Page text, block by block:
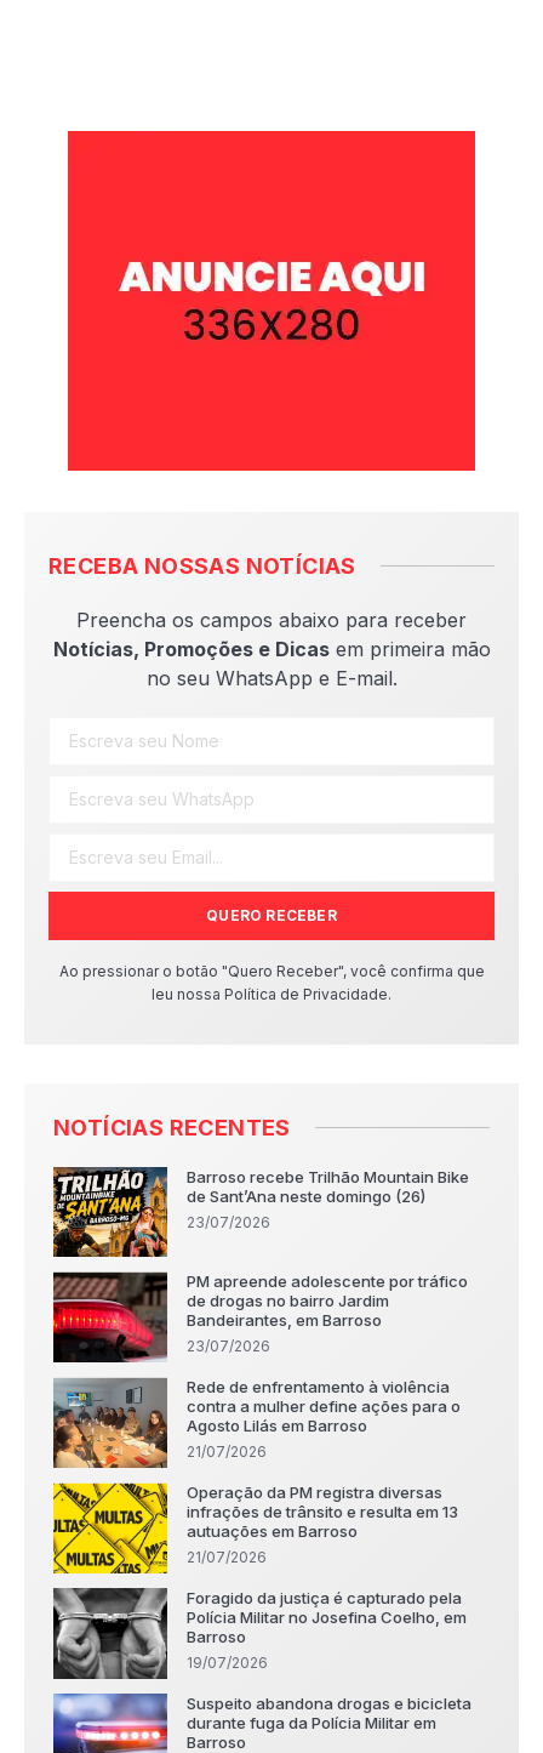
RECEBA NOSSAS NOTÍCIAS
Preencha os campos abaixo para receber
Notícias, Promoções e Dicasem primeira mão
no seu WhatsApp e E-mail.
QUERO RECEBER
Ao pressionar o botão "Quero Receber", você confirma que
leu nossa Política de Privacidade.
NOTÍCIAS RECENTES
Barroso recebe Trilhão Mountain Bike
de Sant’Ana neste domingo (26)
23/07/2026
PM apreende adolescente por tráfico
de drogas no bairro Jardim
Bandeirantes, em Barroso
23/07/2026
Rede de enfrentamento à violência
contra a mulher define ações para o
Agosto Lilás em Barroso
21/07/2026
Operação da PM registra diversas
infrações de trânsito e resulta em 13
autuações em Barroso
21/07/2026
Foragido da justiça é capturado pela
Polícia Militar no Josefina Coelho, em
Barroso
19/07/2026
Suspeito abandona drogas e bicicleta
durante fuga da Polícia Militar em
Barroso